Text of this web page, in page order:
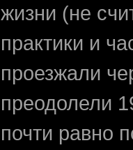
жизни (не
практики и
проезжали
преодолели
почти равно